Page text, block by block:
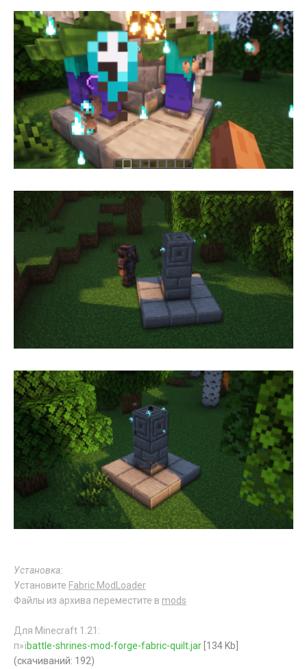
Установка:
Установите Fabric ModLoader
Файлы из архива переместите в mods
Для Minecraft 1.21:
п»їbattle-shrines-mod-forge-fabric-quilt.jar [134 Kb]
(cкачиваний: 192)